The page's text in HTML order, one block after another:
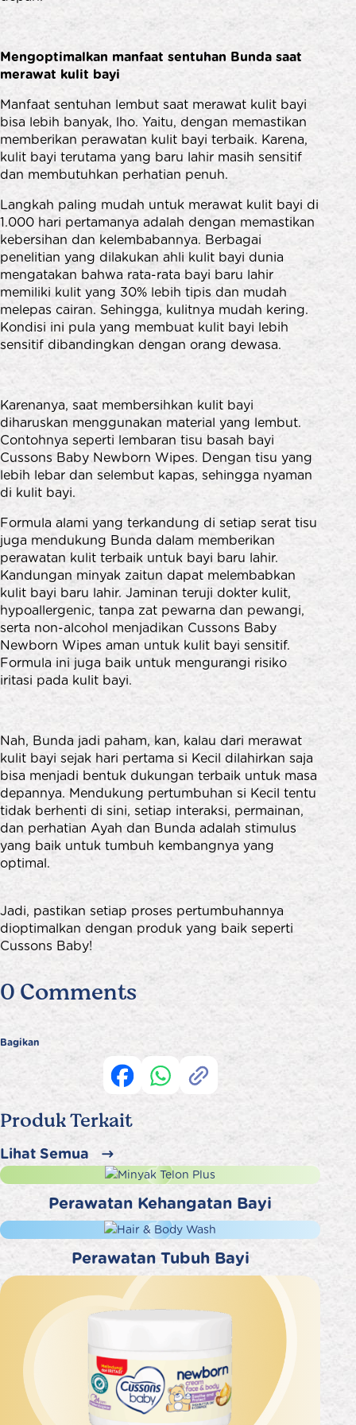
Mengoptimalkan manfaat sentuhan Bunda saat
merawat kulit bayi
Manfaat sentuhan lembut saat merawat kulit bayi
bisa lebih banyak, lho. Yaitu, dengan memastikan
memberikan perawatan kulit bayi terbaik. Karena,
kulit bayi terutama yang baru lahir masih sensitif
dan membutuhkan perhatian penuh.
Langkah paling mudah untuk merawat kulit bayi di
1.000 hari pertamanya adalah dengan memastikan
kebersihan dan kelembabannya. Berbagai
penelitian yang dilakukan ahli kulit bayi dunia
mengatakan bahwa rata-rata bayi baru lahir
memiliki kulit yang 30% lebih tipis dan mudah
melepas cairan. Sehingga, kulitnya mudah kering.
Kondisi ini pula yang membuat kulit bayi lebih
sensitif dibandingkan dengan orang dewasa.
Karenanya, saat membersihkan kulit bayi
diharuskan menggunakan material yang lembut.
Contohnya seperti lembaran tisu basah bayi
Cussons Baby Newborn Wipes. Dengan tisu yang
lebih lebar dan selembut kapas, sehingga nyaman
di kulit bayi.
Formula alami yang terkandung di setiap serat tisu
juga mendukung Bunda dalam memberikan
perawatan kulit terbaik untuk bayi baru lahir.
Kandungan minyak zaitun dapat melembabkan
kulit bayi baru lahir. Jaminan teruji dokter kulit,
hypoallergenic, tanpa zat pewarna dan pewangi,
serta non-alcohol menjadikan Cussons Baby
Newborn Wipes aman untuk kulit bayi sensitif.
Formula ini juga baik untuk mengurangi risiko
iritasi pada kulit bayi.
Nah, Bunda jadi paham, kan, kalau dari merawat
kulit bayi sejak hari pertama si Kecil dilahirkan saja
bisa menjadi bentuk dukungan terbaik untuk masa
depannya. Mendukung pertumbuhan si Kecil tentu
tidak berhenti di sini, setiap interaksi, permainan,
dan perhatian Ayah dan Bunda adalah stimulus
yang baik untuk tumbuh kembangnya yang
optimal.
Jadi, pastikan setiap proses pertumbuhannya
dioptimalkan dengan produk yang baik seperti
Cussons Baby!
0 Comments
Bagikan
Produk Terkait
Lihat Semua
Perawatan Kehangatan Bayi
Perawatan Tubuh Bayi